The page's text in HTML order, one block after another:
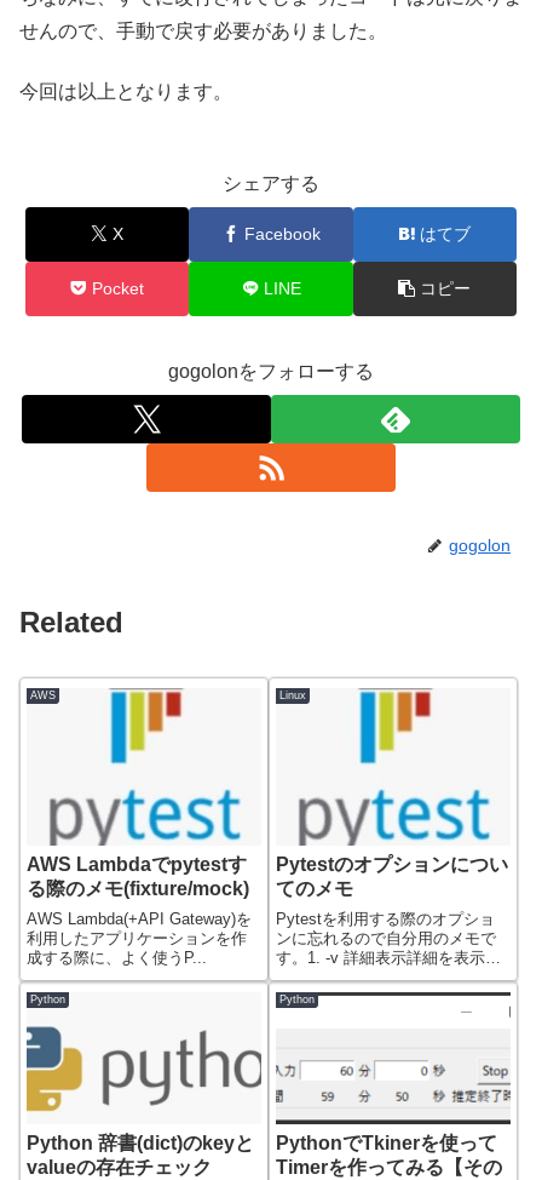
せんので、手動で戻す必要がありました。
今回は以上となります。
シェアする
X Facebook はてブ
Pocket LINE コピー
gogolonをフォローする
gogolon
Related
AWS
AWS Lambdaでpytestす
る際のメモ(fixture/mock)
AWS Lambda(+API Gateway)を
利用したアプリケーションを作
成する際に、よく使うP...
Linux
Pytestのオプションについ
てのメモ
Pytestを利用する際のオプショ
ンに忘れるので自分用のメモで
す。1. -v 詳細表示詳細を表示す
る...
Python
Python 辞書(dict)のkeyと
valueの存在チェック
Python
PythonでTkinerを使って
Timerを作ってみる【その